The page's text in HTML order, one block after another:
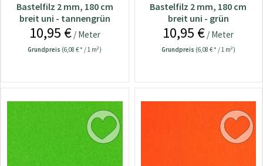
Bastelfilz 2 mm, 180 cm
breit uni - tannengrün
10,95 €/ Meter
Grundpreis (6,08 € * / 1 m²)
Bastelfilz 2 mm, 180 cm
breit uni - grün
10,95 € / Meter
Grundpreis (6,08 € * / 1 m²)